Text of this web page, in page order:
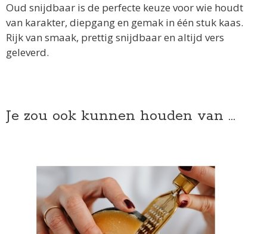
Oud snijdbaar is de perfecte keuze voor wie houdt
van karakter, diepgang en gemak in één stuk kaas.
Rijk van smaak, prettig snijdbaar en altijd vers
geleverd.
Je zou ook kunnen houden van …